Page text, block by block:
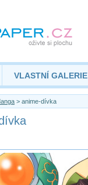
VLASTNÍ GALERIE
> anime-dívka